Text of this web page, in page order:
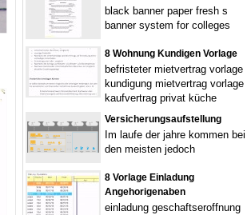
black banner paper fresh s
banner system for colleges
8 Wohnung Kundigen Vorlage
befristeter mietvertrag vorlage
kundigung mietvertrag vorlage
kaufvertrag privat küche
Versicherungsaufstellung
Im laufe der jahre kommen bei
den meisten jedoch
8 Vorlage Einladung
Angehorigenaben
einladung geschaftseroffnung